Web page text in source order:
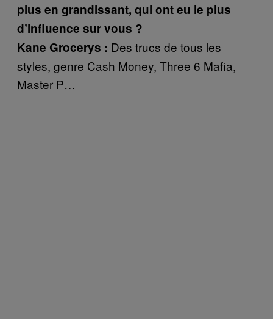
plus en grandissant, qui ont eu le plus
d’influence sur vous ?
Kane Grocerys : Des trucs de tous les
styles, genre Cash Money, Three 6 Mafia,
Master P…